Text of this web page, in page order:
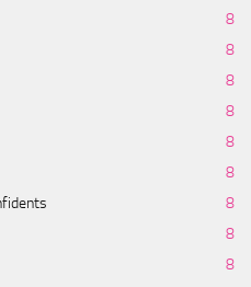
8
8
8
8
8
8
8
8
8